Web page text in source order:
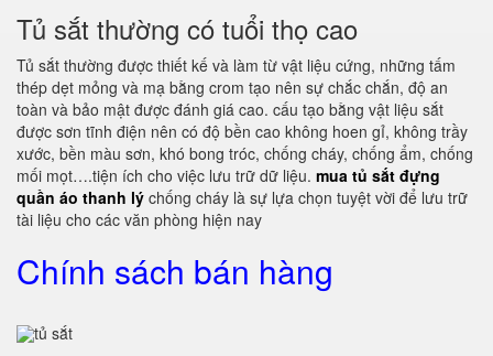
Tủ sắt thường có tuổi thọ cao
Tủ sắt thường được thiết kế và làm từ vật liệu cứng, những tấm
thép dẹt mỏng và mạ bằng crom tạo nên sự chắc chắn, độ an
toàn và bảo mật được đánh giá cao. cấu tạo bằng vật liệu sắt
được sơn tĩnh điện nên có độ bền cao không hoen gỉ, không trầy
xước, bền màu sơn, khó bong tróc, chống cháy, chống ẩm, chống
mối mọt….tiện ích cho việc lưu trữ dữ liệu. mua tủ sắt đựng
quần áo thanh lý chống cháy là sự lựa chọn tuyệt vời để lưu trữ
tài liệu cho các văn phòng hiện nay
Chính sách bán hàng